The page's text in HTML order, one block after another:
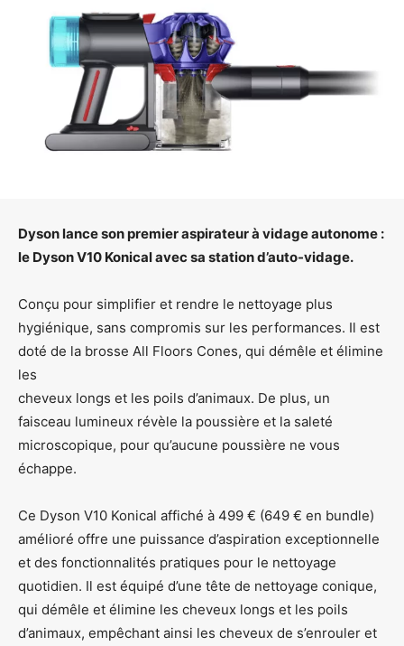
Dyson lance son premier aspirateur à vidage autonome :
le Dyson V10 Konical avec sa station d’auto-vidage.
Conçu pour simplifier et rendre le nettoyage plus
hygiénique, sans compromis sur les performances. Il est
doté de la brosse All Floors Cones, qui démêle et élimine
les
cheveux longs et les poils d’animaux. De plus, un
faisceau lumineux révèle la poussière et la saleté
microscopique, pour qu’aucune poussière ne vous
échappe.
Ce Dyson V10 Konical affiché à 499 € (649 € en bundle)
amélioré offre une puissance d’aspiration exceptionnelle
et des fonctionnalités pratiques pour le nettoyage
quotidien. Il est équipé d’une tête de nettoyage conique,
qui démêle et élimine les cheveux longs et les poils
d’animaux, empêchant ainsi les cheveux de s’enrouler et